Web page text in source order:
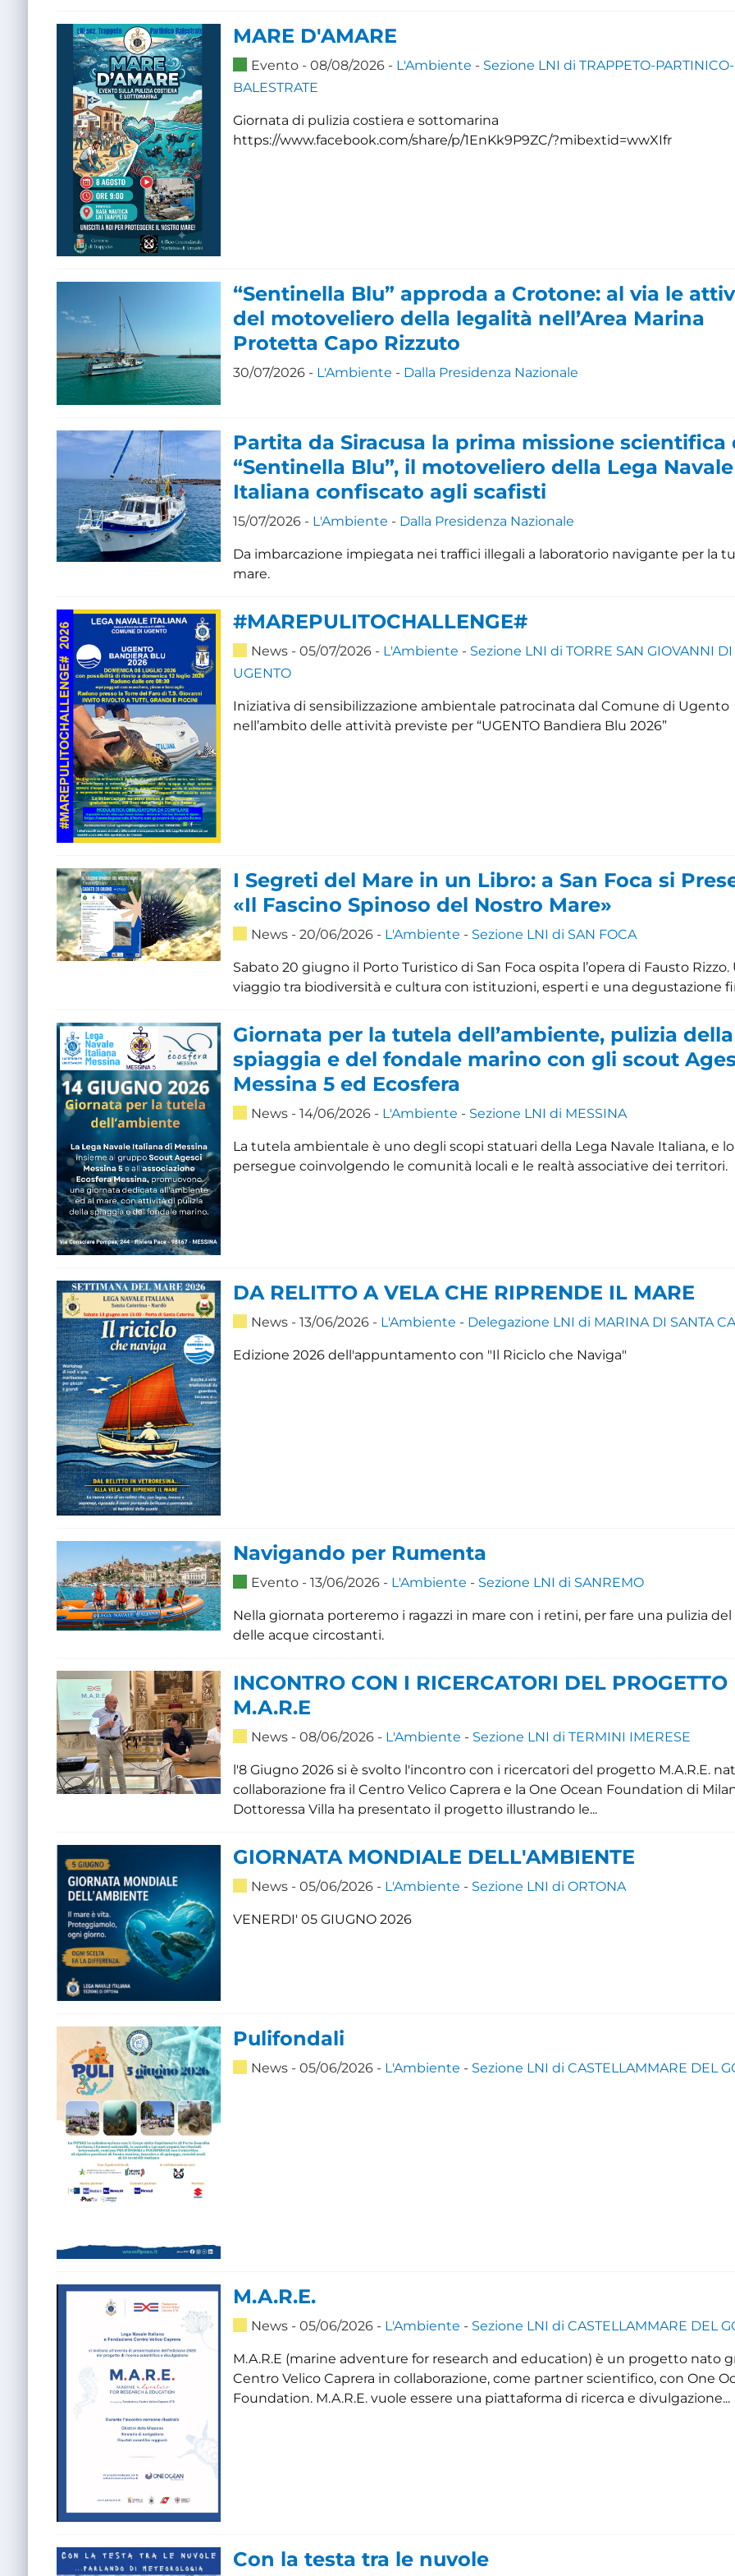
MARE D'AMARE
Evento- 08/08/2026 - L'Ambiente - Sezione LNI di TRAPPETO-PARTINICO-
BALESTRATE
Giornata di pulizia costiera e sottomarina
https://www.facebook.com/share/p/1EnKk9P9ZC/?mibextid=wwXIfr
“Sentinella Blu” approda a Crotone: al via le
del motoveliero della legalità nell’Area Marina
Protetta Capo Rizzuto
30/07/2026 - L'Ambiente - Dalla Presidenza Nazionale
Partita da Siracusa la prima missione scientifica
“Sentinella Blu”, il motoveliero della Lega Navale
Italiana confiscato agli scafisti
15/07/2026 - L'Ambiente - Dalla Presidenza Nazionale
Da imbarcazione impiegata nei traffici illegali a laboratorio navigante per la
mare.
#MAREPULITOCHALLENGE#
News- 05/07/2026 - L'Ambiente - Sezione LNI di TORRE SAN GIOVANNI DI
UGENTO
Iniziativa di sensibilizzazione ambientale patrocinata dal Comune di Ugento
nell’ambito delle attività previste per “UGENTO Bandiera Blu 2026”
I Segreti del Mare in un Libro: a San Foca si
«Il Fascino Spinoso del Nostro Mare»
News- 20/06/2026 - L'Ambiente - Sezione LNI di SAN FOCA
Sabato 20 giugno il Porto Turistico di San Foca ospita l’opera di Fausto Rizzo.
viaggio tra biodiversità e cultura con istituzioni, esperti e una degustazione
Giornata per la tutela dell’ambiente, pulizia della
spiaggia e del fondale marino con gli scout
Messina 5 ed Ecosfera
News- 14/06/2026 - L'Ambiente - Sezione LNI di MESSINA
La tutela ambientale è uno degli scopi statuari della Lega Navale Italiana, e lo
persegue coinvolgendo le comunità locali e le realtà associative dei territori.
DA RELITTO A VELA CHE RIPRENDE IL MARE
News- 13/06/2026 - L'Ambiente - Delegazione LNI di MARINA DI SANTA
Edizione 2026 dell'appuntamento con "Il Riciclo che Naviga"
Navigando per Rumenta
Evento- 13/06/2026 - L'Ambiente - Sezione LNI di SANREMO
Nella giornata porteremo i ragazzi in mare con i retini, per fare una pulizia
delle acque circostanti.
INCONTRO CON I RICERCATORI DEL PROGETTO
M.A.R.E
News- 08/06/2026 - L'Ambiente - Sezione LNI di TERMINI IMERESE
l'8 Giugno 2026 si è svolto l'incontro con i ricercatori del progetto M.A.R.E.
collaborazione fra il Centro Velico Caprera e la One Ocean Foundation di
Dottoressa Villa ha presentato il progetto illustrando le...
GIORNATA MONDIALE DELL'AMBIENTE
News- 05/06/2026 - L'Ambiente - Sezione LNI di ORTONA
VENERDI' 05 GIUGNO 2026
Pulifondali
News- 05/06/2026 - L'Ambiente - Sezione LNI di CASTELLAMMARE DEL
M.A.R.E.
News- 05/06/2026 - L'Ambiente - Sezione LNI di CASTELLAMMARE DEL
M.A.R.E (marine adventure for research and education) è un progetto nato
Centro Velico Caprera in collaborazione, come partner scientifico, con One
Foundation. M.A.R.E. vuole essere una piattaforma di ricerca e divulgazione...
Con la testa tra le nuvole